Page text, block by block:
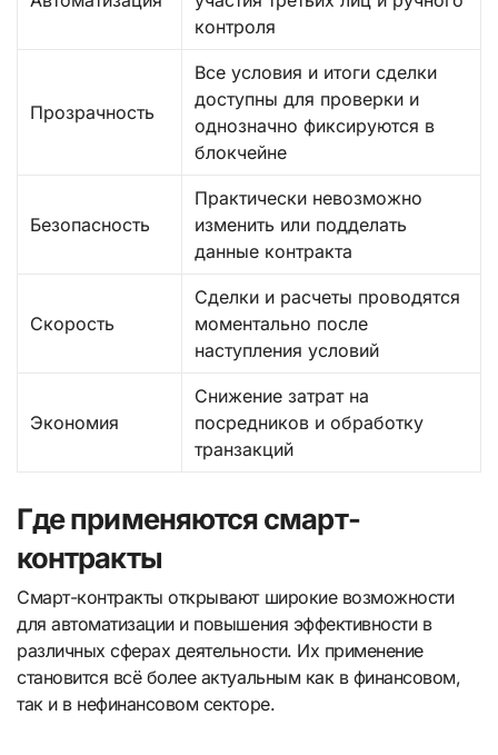
контроля
Прозрачность
Все условия и итоги сделки
доступны для проверки и
однозначно фиксируются в
блокчейне
Безопасность
Практически невозможно
изменить или подделать
данные контракта
Скорость
Сделки и расчеты проводятся
моментально после
наступления условий
Экономия
Снижение затрат на
посредников и обработку
транзакций
Где применяются смарт-
контракты
Смарт-контракты открывают широкие возможности
для автоматизации и повышения эффективности в
различных сферах деятельности. Их применение
становится всё более актуальным как в финансовом,
так и в нефинансовом секторе.